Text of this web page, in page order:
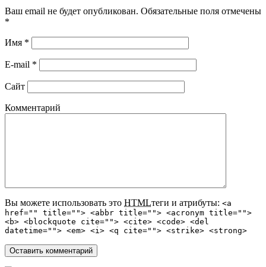
Ваш email не будет опубликован. Обязательные поля отмечены
*
Имя *
E-mail *
Сайт
Комментарий
Вы можете использовать это HTMLтеги и атрибуты: <a
href="" title=""> <abbr title=""> <acronym title="">
<b> <blockquote cite=""> <cite> <code> <del
datetime=""> <em> <i> <q cite=""> <strike> <strong>